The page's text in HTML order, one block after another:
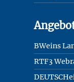
BWeins
RTF3